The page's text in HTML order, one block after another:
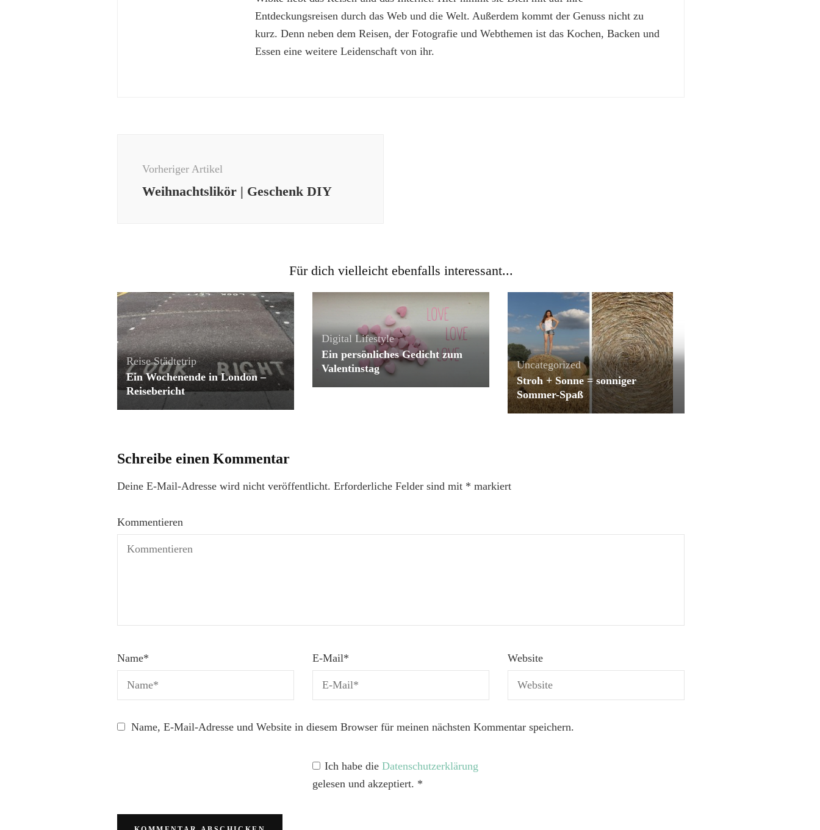
Entdeckungsreisen durch das Web und die Welt. Außerdem kommt der Genuss nicht zu
kurz. Denn neben dem Reisen, der Fotografie und Webthemen ist das Kochen, Backen und
Essen eine weitere Leidenschaft von ihr.
Vorheriger Artikel
Weihnachtslikör | Geschenk DIY
Für dich vielleicht ebenfalls interessant...
Reise Städtetrip
Ein Wochenende in London –
Reisebericht
Digital Lifestyle
Ein persönliches Gedicht zum
Valentinstag
Uncategorized
Stroh + Sonne = sonniger
Sommer-Spaß
Schreibe einen Kommentar
Deine E-Mail-Adresse wird nicht veröffentlicht. Erforderliche Felder sind mit * markiert
Kommentieren
Name* E-Mail* Website
Name, E-Mail-Adresse und Website in diesem Browser für meinen nächsten Kommentar speichern.
Ich habe die Datenschutzerklärung
gelesen und akzeptiert. *